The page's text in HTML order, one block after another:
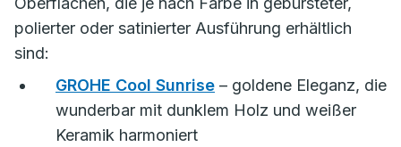
polierter oder satinierter Ausführung erhältlich
sind:
GROHE Cool Sunrise – goldene Eleganz, die
wunderbar mit dunklem Holz und weißer
Keramik harmoniert